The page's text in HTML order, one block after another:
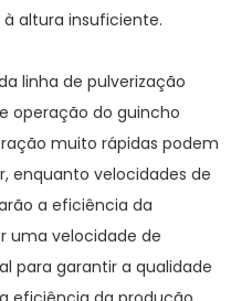
altura insuficiente.
linha de pulverização
operação do guincho
muito rápidas podem
enquanto velocidades de
a eficiência da
uma velocidade de
para garantir a qualidade